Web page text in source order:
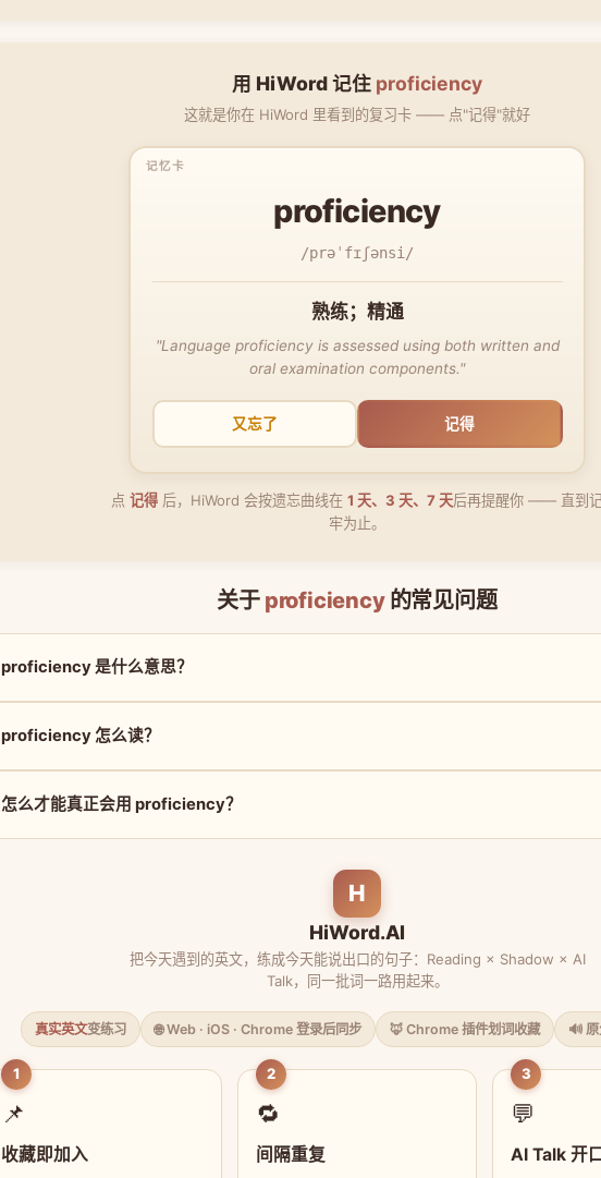
用 HiWord 记住 proficiency
这就是你在 HiWord 里看到的复习卡 —— 点"记得"就好
proficiency
/prəˈfɪʃənsi/
熟练；精通
"Language proficiency is assessed using both written and
oral examination components."
又忘了 记得
点 记得 后，HiWord 会按遗忘曲线在 1 天、3 天、7 天后再提醒你 —— 直到
牢为止。
关于 proficiency的常见问题
proficiency 是什么意思？
proficiency 怎么读？
怎么才能真正会用 proficiency？
H
HiWord.AI
把今天遇到的英文，练成今天能说出口的句子：Reading × Shadow × AI
Talk，同一批词一路用起来。
真实英文变练习 🌐 Web · iOS · Chrome 登录后同步 🦊 Chrome 插件划词收藏 🔊
1
📌
收藏即加入
2
🔁
间隔重复
3
💬
AI Talk 开